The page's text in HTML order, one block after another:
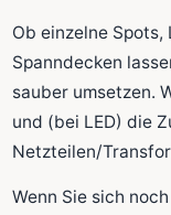
Ob einzelne
Spanndecken
sauber umsetzen.
und (bei LED) die
Netzteilen/
Wenn Sie sich